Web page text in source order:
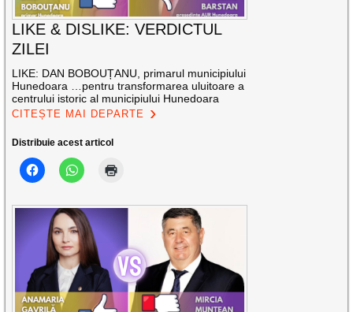
LIKE & DISLIKE: VERDICTUL
ZILEI
LIKE: DAN BOBOUȚANU, primarul municipiului
Hunedoara …pentru transformarea uluitoare a
centrului istoric al municipiului Hunedoara
CITEȘTE MAI DEPARTE
Distribuie acest articol